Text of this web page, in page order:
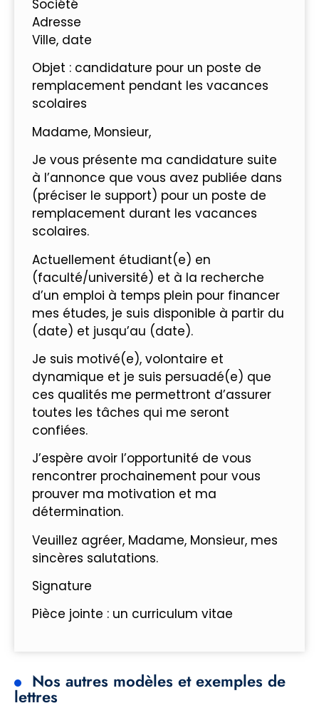
Société
Adresse
Ville, date
Objet : candidature pour un poste de
remplacement pendant les vacances
scolaires
Madame, Monsieur,
Je vous présente ma candidature suite
à l’annonce que vous avez publiée dans
(préciser le support) pour un poste de
remplacement durant les vacances
scolaires.
Actuellement étudiant(e) en
(faculté/université) et à la recherche
d’un emploi à temps plein pour financer
mes études, je suis disponible à partir du
(date) et jusqu’au (date).
Je suis motivé(e), volontaire et
dynamique et je suis persuadé(e) que
ces qualités me permettront d’assurer
toutes les tâches qui me seront
confiées.
J’espère avoir l’opportunité de vous
rencontrer prochainement pour vous
prouver ma motivation et ma
détermination.
Veuillez agréer, Madame, Monsieur, mes
sincères salutations.
Signature
Pièce jointe : un curriculum vitae
Nos autres modèles et exemples de
lettres